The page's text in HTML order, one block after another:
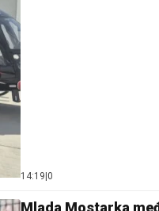
14:19 0
Mlada Mostarka